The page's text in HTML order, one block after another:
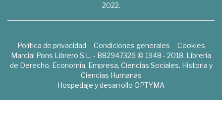
2022.
Política de privacidad Condiciones generales
Cookies
Marcial Pons Librero S.L. - B82947326 © 1948 - 2018. Librería
de Derecho, Economía, Empresa, Ciencias Sociales, Historia y
Ciencias Humanas
Hospedaje y desarrollo OPTYMA